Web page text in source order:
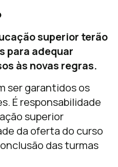
superior terão
para adequar
às novas regras.
ser garantidos os
É responsabilidade
superior
da oferta do curso
das turmas